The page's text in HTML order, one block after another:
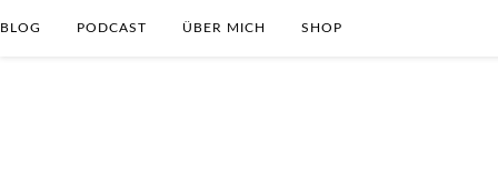
BLOG PODCAST ÜBER MICH SHOP